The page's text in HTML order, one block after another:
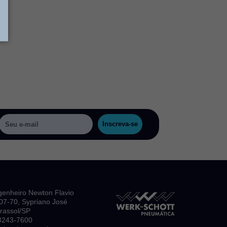
Inscreva-se
Newton Flavio
70, Sypriano José
SP
7600